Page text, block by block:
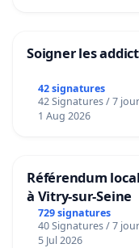
Soigner les
42 signatures
42 Signatures / 7
1 Aug 2026
Référendum
à Vitry-sur-Seine
729 signatures
40 Signatures / 7
5 Jul 2026